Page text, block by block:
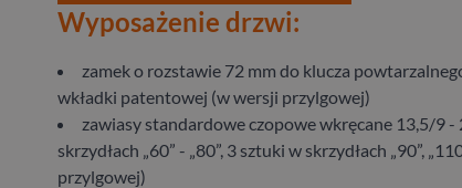
Wyposażenie drzwi:
zamek o rozstawie 72 mm do klucza
wkładki patentowej (w wersji przylgowej)
zawiasy standardowe czopowe wkręcane 13,5/9 -
skrzydłach „60” - „80”, 3 sztuki w skrzydłach „90”,
przylgowej)